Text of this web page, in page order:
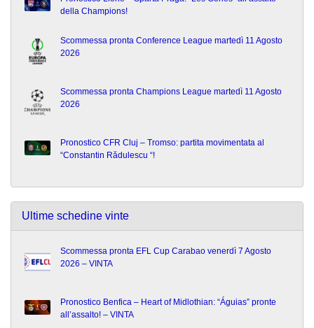
della Champions!
Scommessa pronta Conference League martedì 11 Agosto
2026
Scommessa pronta Champions League martedì 11 Agosto
2026
Pronostico CFR Cluj – Tromso: partita movimentata al
“Constantin Rădulescu “!
Ultime schedine vinte
Scommessa pronta EFL Cup Carabao venerdì 7 Agosto
2026 – VINTA
Pronostico Benfica – Heart of Midlothian: “Águias” pronte
all’assalto! – VINTA